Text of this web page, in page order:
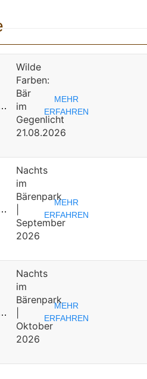
Wilde
Farben:
Bär
im
Gegenlicht
21.08.2026
MEHR
ERFAHREN
Nachts
im
Bärenpark
September
2026
MEHR
ERFAHREN
Nachts
im
Bärenpark
Oktober
2026
MEHR
ERFAHREN